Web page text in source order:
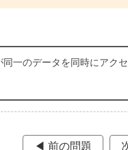
一のデータを同時にアク
◀︎ 前の問題